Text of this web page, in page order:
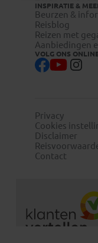
INSPIRATIE &
Beurzen &
Reisblog
Reizen met
Aanbiedingen
VOLG ONS ONLINE
Privacy
Cookies
Disclaimer
Contact